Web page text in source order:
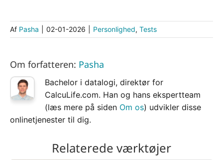
Af Pasha 02-01-2026 Personlighed, Tests
Om forfatteren: Pasha
Bachelor i datalogi, direktør for
CalcuLife.com. Han og hans ekspertteam
(læs mere på siden Om os) udvikler disse
onlinetjenester til dig.
Relaterede værktøjer